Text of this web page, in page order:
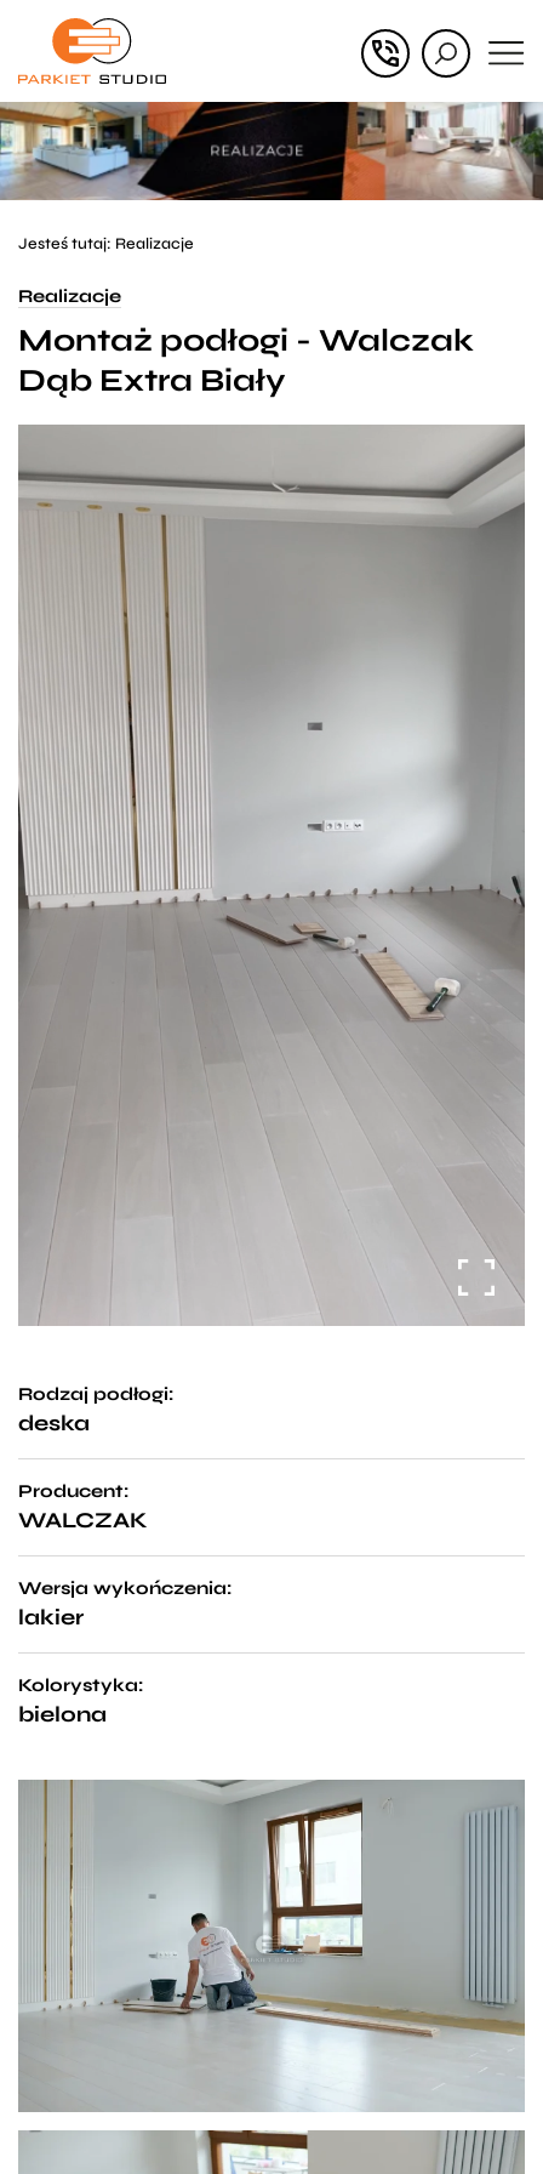
Przejdź
głównego
Przejdź
menu
w
stopce
Jesteś tutaj: Realizacje
Realizacje
Montaż podłogi - Walczak
Dąb Extra Biały
Rodzaj podłogi:
deska
Producent:
WALCZAK
Wersja wykończenia:
lakier
Kolorystyka:
bielona